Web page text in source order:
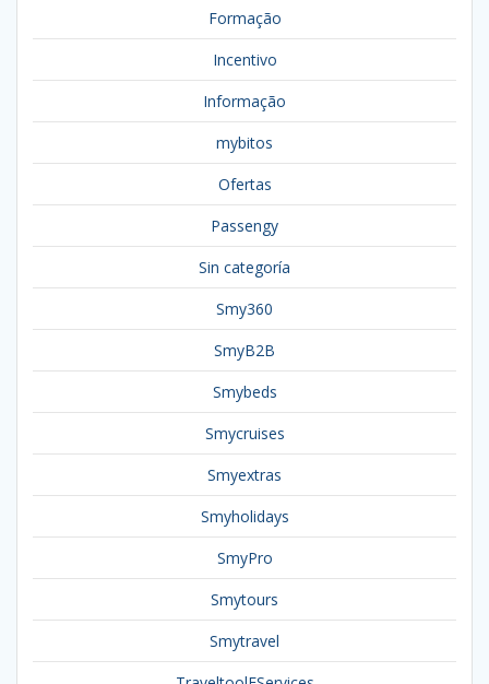
Formação
Incentivo
Informação
mybitos
Ofertas
Passengy
Sin categoría
Smy360
SmyB2B
Smybeds
Smycruises
Smyextras
Smyholidays
SmyPro
Smytours
Smytravel